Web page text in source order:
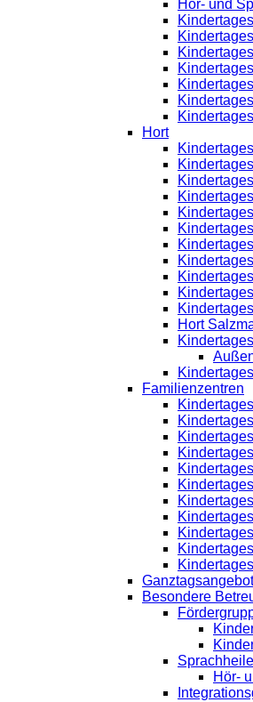
Hör- und
Hort
Hort
Familienzentren
Besondere
Hör-